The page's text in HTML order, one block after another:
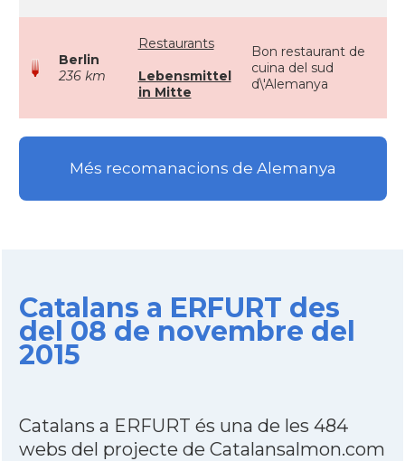
Berlin
236 km
Restaurants
Lebensmittel
in Mitte
Bon restaurant de
cuina del sud
d\'Alemanya
Més recomanacions de Alemanya
Catalans a ERFURT des
del 08 de novembre del
2015
Catalans a ERFURT és una de les 484
webs del projecte de Catalansalmon.com